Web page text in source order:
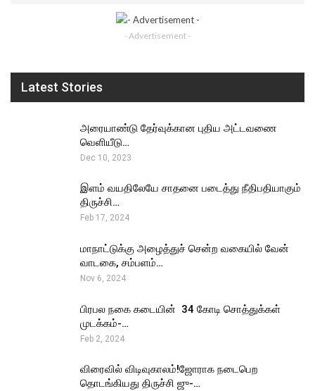
- Advertisement -
Latest Stories
அரையாண்டு தேர்வுக்கான புதிய அட்டவணை
வெளியீடு…
Dec 10, 2023
இளம் வயதிலேயே சாதனை படைத்து நீதிபதியாகும்
திருச்சி…
Feb 17, 2024
மாநாட்டுக்கு அழைத்துச் சென்ற வகையில் வேன்
வாடகை, சம்பளம்…
Nov 6, 2024
பிரபல நகை கடையின் ₹ 34 கோடி சொத்துக்கள்
முடக்கம்-…
Feb 2, 2024
விரைவில் விடிவுகாலம்!ஜோராக நடைபெற
தொடங்கியது திருச்சி ஜு-…